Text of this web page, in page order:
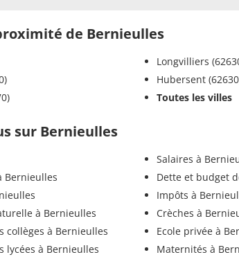
de Bernieulles
Longvilliers
Hubersent
Toutes les villes
sur Bernieulles
Bernieulles
à Bernieulles
collèges à Bernieulles
lycées à Bernieulles
Salaires à
Dette et budget
Impôts à
Crèches à
Ecole privée à
Maternités à